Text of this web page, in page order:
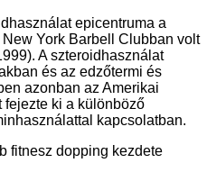
epicentruma a
York Barbell Clubban volt
A szteroidhasználat
és az edzőtermi és
azonban az Amerikai
fejezte ki a különböző
kapcsolatban.